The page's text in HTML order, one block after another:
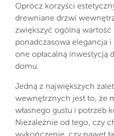
Oprócz korzyści
drewniane drzwi
zwiększyć ogólną
ponadczasowa elegancja i
one opłacalną inwestycją
domu.
Jedną z największych
wewnętrznych jest to, że
własnego gustu i potrzeb
Niezależnie od tego, czy
wykończenie, czy nawet